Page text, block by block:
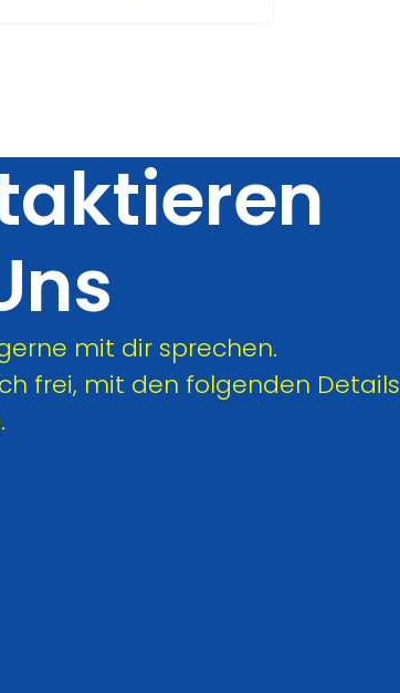
mit dir sprechen.
frei, mit den folgenden Details